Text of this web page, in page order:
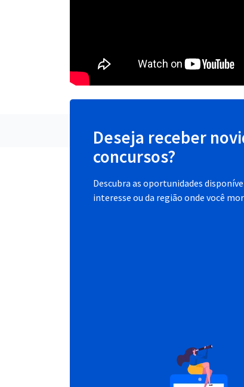
Deseja receber
concursos?
Descubra as oportunidades
interesse ou da região onde você